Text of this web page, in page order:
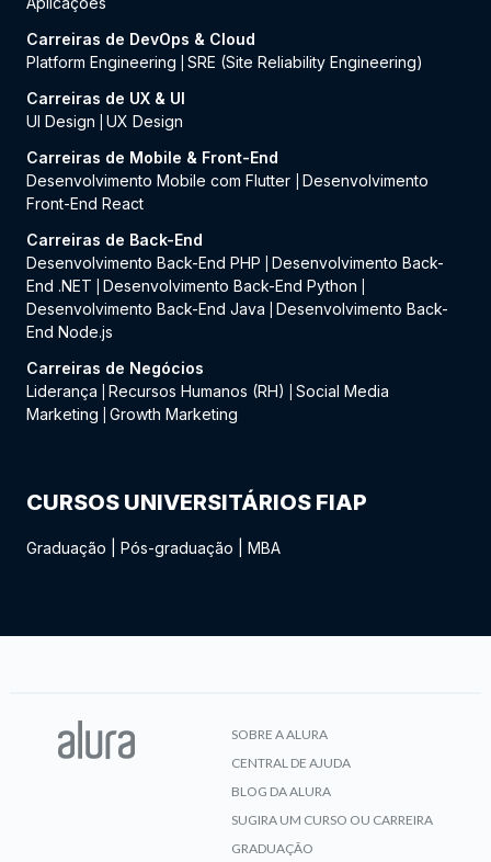
Carreiras de DevOps & Cloud
Platform Engineering
SRE (Site Reliability Engineering)
Carreiras de UX & UI
UI Design
UX Design
Carreiras de Mobile & Front-End
Desenvolvimento Mobile com Flutter
Desenvolvimento
Front-End React
Carreiras de Back-End
Desenvolvimento Back-End PHP
Desenvolvimento Back-
End .NET
Desenvolvimento Back-End Python
Desenvolvimento Back-End Java
Desenvolvimento Back-
End Node.js
Carreiras de Negócios
Liderança
Recursos Humanos (RH)
Social Media
Marketing
Growth Marketing
CURSOS UNIVERSITÁRIOS FIAP
Graduação Pós-graduação MBA
SOBRE A ALURA
CENTRAL DE AJUDA
BLOG DA ALURA
SUGIRA UM CURSO OU CARREIRA
GRADUAÇÃO